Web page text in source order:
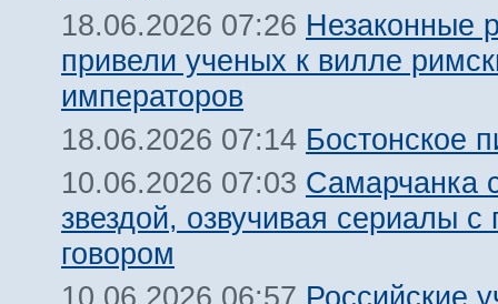
18.06.2026 07:26 Незаконные
привели ученых к вилле
императоров
18.06.2026 07:14 Бостонское
10.06.2026 07:03 Самарчанка
звездой, озвучивая сериалы
говором
10.06.2026 06:57 Российские